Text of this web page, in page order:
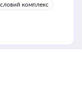
комплекс